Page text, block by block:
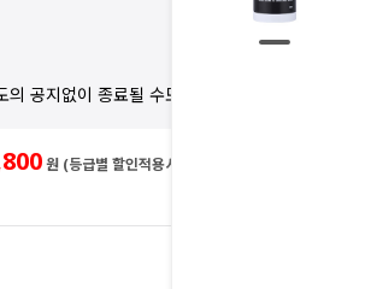
공지없이 종료될 수도 있습니다.
원 (등급별 할인적용시)